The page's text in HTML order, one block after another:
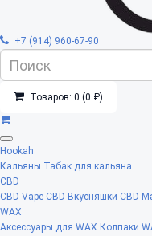
+7 (914) 960-67-90
Товаров: 0 (0 ₽)
Hookah
Кальяны Табак для кальяна
CBD
CBD Vape CBD Вкусняшки CBD
WAX
Аксессуары для WAX Колпаки